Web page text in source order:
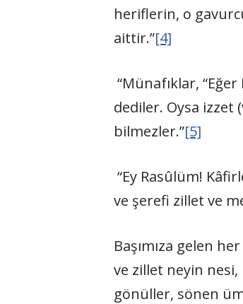
heriflerin, o
aittir.”[4]
“Münafıklar,
dediler. Oysa izzet
bilmezler.”[5]
“Ey Rasûlüm!
ve şerefi zillet ve
Başımıza gelen
ve zillet neyin nesi,
gönüller, sönen